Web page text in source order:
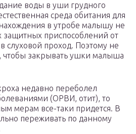
воды в уши грудного
среда обитания для
в утробе малышу не
защитных приспособлений от
слуховой проход. Поэтому не
чтобы закрывать ушки малыша
недавно переболел
(ОРВИ, отит), то
мерам все-таки придется. В
переживать по данному